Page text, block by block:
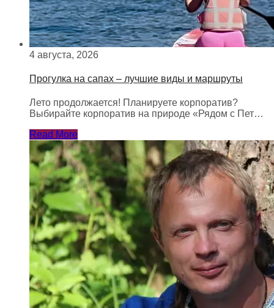
4 августа, 2026
Прогулка на сапах – лучшие виды и маршруты
Лето продолжается! Планируете корпоратив?
Выбирайте корпоратив на природе «Рядом с Пет…
Read More